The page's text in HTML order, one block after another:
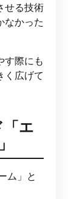
せる技術
なかった
す際にも
く広げて
エ